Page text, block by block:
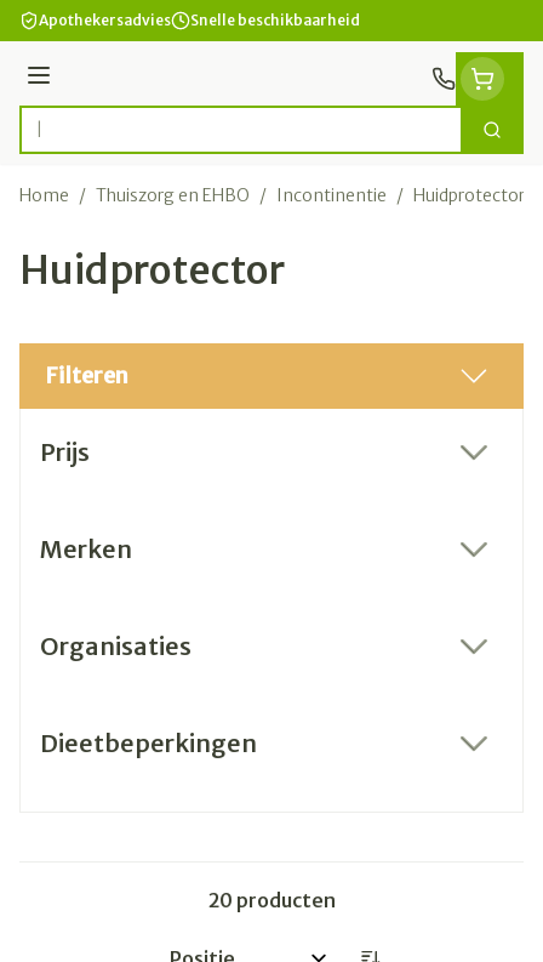
Ga naar de inhoud
Apothekersadvies Snelle beschikbaarheid
Menu
Product, merk, categorie... Zoek
Home / Thuiszorg en EHBO / Incontinentie / Huidprotector
Huidprotector
Filteren
Prijs
Merken
Organisaties
Dieetbeperkingen
20 producten